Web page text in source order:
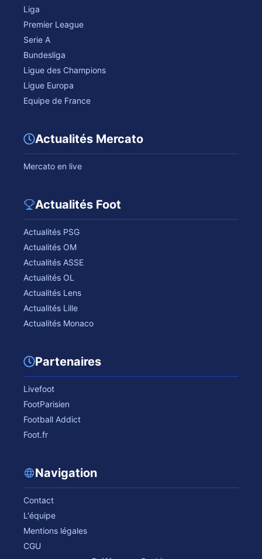
Liga
Premier League
Serie A
Bundesliga
Ligue des Champions
Ligue Europa
Equipe de France
Actualités Mercato
Mercato en live
Actualités Foot
Actualités PSG
Actualités OM
Actualités ASSE
Actualités OL
Actualités Lens
Actualités Lille
Actualités Monaco
Partenaires
Livefoot
FootParisien
Football Addict
Foot.fr
Navigation
Contact
L'équipe
Mentions légales
CGU